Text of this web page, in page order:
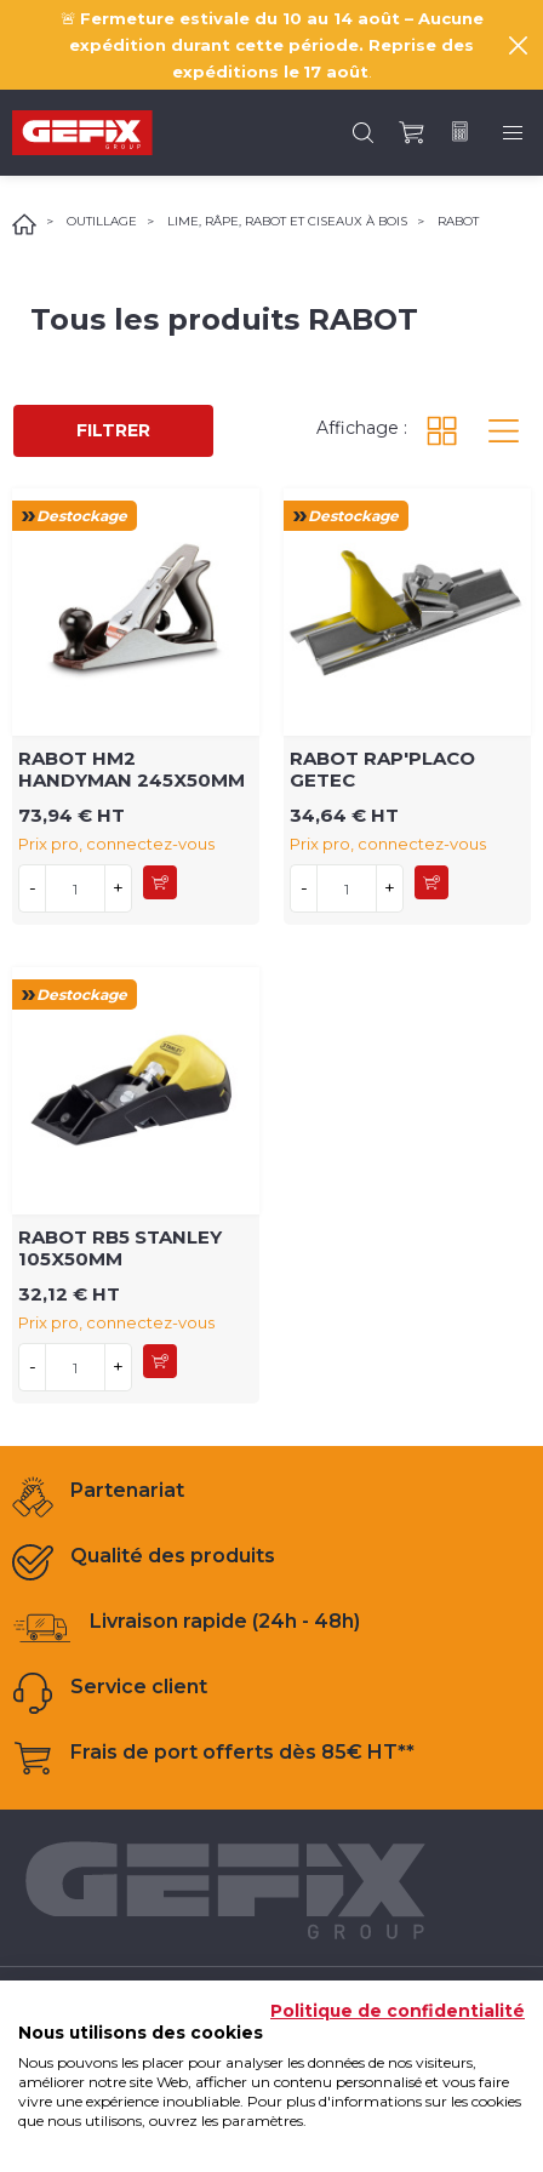
🚨 Fermeture estivale du 10 au 14 août – Aucune
expédition durant cette période. Reprise des
expéditions le 17 août
OUTILLAGE LIME, RÂPE, RABOT ET CISEAUX À BOIS RABOT
Tous les produits RABOT
FILTRER Affichage :
Destockage
RABOT HM2
HANDYMAN 245X50MM
73,94 € HT
Prix pro, connectez-vous
- +
Destockage
RABOT RAP'PLACO
GETEC
34,64 € HT
Prix pro, connectez-vous
- +
Destockage
RABOT RB5 STANLEY
105X50MM
32,12 € HT
Prix pro, connectez-vous
- +
Partenariat
Qualité des produits
Livraison rapide (24h - 48h)
Service client
Frais de port offerts dès 85€ HT**
INFOS UTILES
Politique de confidentialité
Nous utilisons des cookies
Nous pouvons les placer pour analyser les données de nos visiteurs,
améliorer notre site Web, afficher un contenu personnalisé et vous faire
vivre une expérience inoubliable. Pour plus d'informations sur les cookies
que nous utilisons, ouvrez les paramètres.